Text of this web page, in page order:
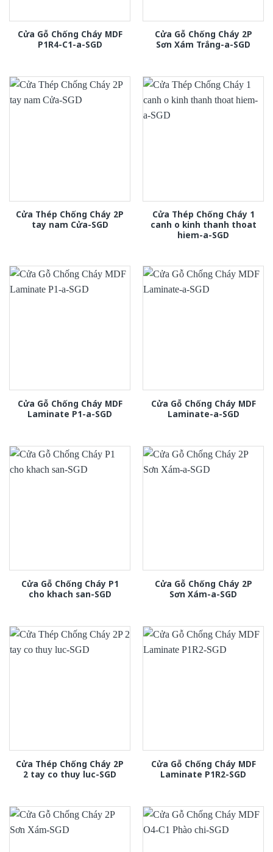
Cửa Gỗ Chống Cháy MDF
P1R4-C1-a-SGD
Cửa Gỗ Chống Cháy 2P
Sơn Xám Trắng-a-SGD
Cửa Thép Chống Cháy 2P
tay nam Cửa-SGD
Cửa Thép Chống Cháy 1
canh o kinh thanh thoat
hiem-a-SGD
Cửa Gỗ Chống Cháy MDF
Laminate P1-a-SGD
Cửa Gỗ Chống Cháy MDF
Laminate-a-SGD
Cửa Gỗ Chống Cháy P1
cho khach san-SGD
Cửa Gỗ Chống Cháy 2P
Sơn Xám-a-SGD
Cửa Thép Chống Cháy 2P
2 tay co thuy luc-SGD
Cửa Gỗ Chống Cháy MDF
Laminate P1R2-SGD